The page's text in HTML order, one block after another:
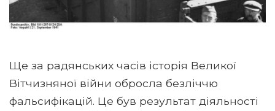
Ще за радянських часів історія Великої
Вітчизняної війни обросла безліччю
фальсифікацій. Це був результат діяльності